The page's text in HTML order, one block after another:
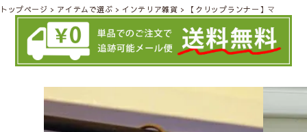
トップページ アイテムで選ぶ インテリア雑貨 【クリップランナー】マルクリ